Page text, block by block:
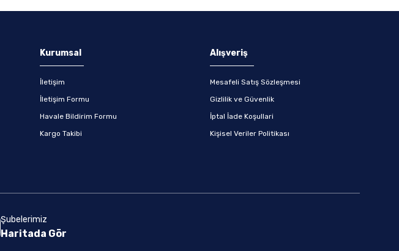
Kurumsal
İletişim
İletişim Formu
Havale Bildirim Formu
Kargo Takibi
Alışveriş
Mesafeli Satış Sözleşmesi
Gizlilik ve Güvenlik
İptal İade Koşullari
Kişisel Veriler Politikası
Şubelerimiz
Haritada Gör